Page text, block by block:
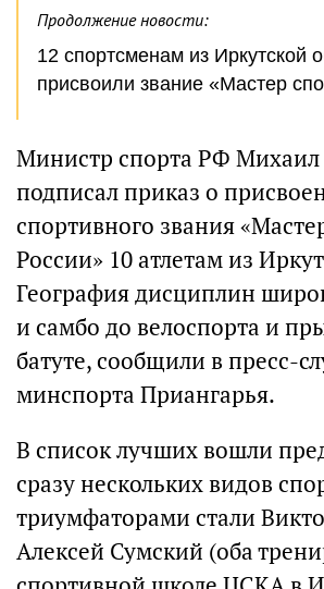
Продолжение новости:
12 спортсменам из Иркутской
присвоили звание «Мастер
Министр спорта РФ Михаил
подписал приказ о
спортивного звания
России» 10 атлетам из
География дисциплин
и самбо до велоспорта и
батуте, сообщили в пресс-
минспорта Приангарья.
В список лучших вошли
сразу нескольких видов
триумфаторами стали
Алексей Сумский (оба